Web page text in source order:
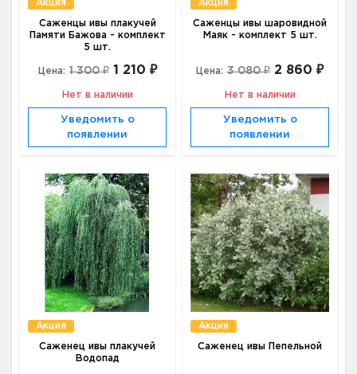
Акция
Саженцы ивы плакучей
Памяти Бажова - комплект
5 шт.
Цена: 1 300 ₽ 1 210 ₽
Нет в наличии
Уведомить о
появлении
Акция
Саженцы ивы шаровидной
Маяк - комплект 5 шт.
Цена: 3 080 ₽ 2 860 ₽
Нет в наличии
Уведомить о
появлении
Акция
Саженец ивы плакучей
Водопад
Акция
Саженец ивы Пепельной